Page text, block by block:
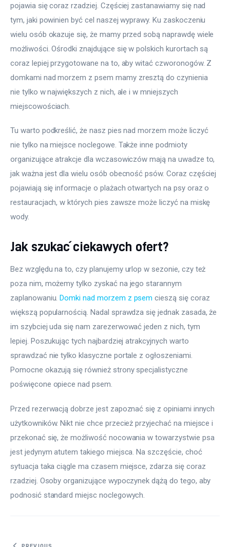
pojawia się coraz rzadziej. Częściej zastanawiamy się nad
tym, jaki powinien być cel naszej wyprawy. Ku zaskoczeniu
wielu osób okazuje się, że mamy przed sobą naprawdę wiele
możliwości. Ośrodki znajdujące się w polskich kurortach są
coraz lepiej przygotowane na to, aby witać czworonogów. Z
domkami nad morzem z psem mamy zresztą do czynienia
nie tylko w największych z nich, ale i w mniejszych
miejscowościach.
Tu warto podkreślić, że nasz pies nad morzem może liczyć
nie tylko na miejsce noclegowe. Także inne podmioty
organizujące atrakcje dla wczasowiczów mają na uwadze to,
jak ważna jest dla wielu osób obecność psów. Coraz częściej
pojawiają się informacje o plażach otwartych na psy oraz o
restauracjach, w których pies zawsze może liczyć na miskę
wody.
Jak szukać ciekawych ofert?
Bez względu na to, czy planujemy urlop w sezonie, czy też
poza nim, możemy tylko zyskać na jego starannym
zaplanowaniu. Domki nad morzem z psem cieszą się coraz
większą popularnością. Nadal sprawdza się jednak zasada, że
im szybciej uda się nam zarezerwować jeden z nich, tym
lepiej. Poszukując tych najbardziej atrakcyjnych warto
sprawdzać nie tylko klasyczne portale z ogłoszeniami.
Pomocne okazują się również strony specjalistyczne
poświęcone opiece nad psem.
Przed rezerwacją dobrze jest zapoznać się z opiniami innych
użytkowników. Nikt nie chce przecież przyjechać na miejsce i
przekonać się, że możliwość nocowania w towarzystwie psa
jest jedynym atutem takiego miejsca. Na szczęście, choć
sytuacja taka ciągle ma czasem miejsce, zdarza się coraz
rzadziej. Osoby organizujące wypoczynek dążą do tego, aby
podnosić standard miejsc noclegowych.